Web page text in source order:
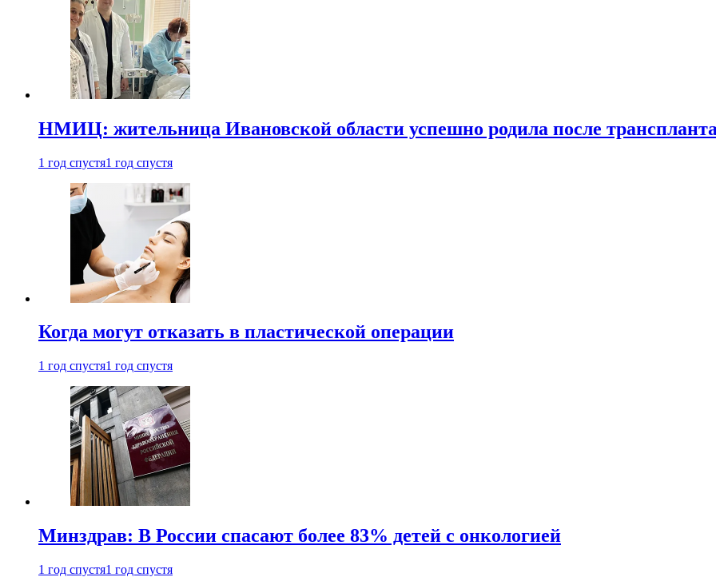
НМИЦ: жительница Ивановской области успешно родила после
1 год спустя1 год спустя
Когда могут отказать в пластической операции
1 год спустя1 год спустя
Минздрав: В России спасают более 83% детей с онкологией
1 год спустя1 год спустя